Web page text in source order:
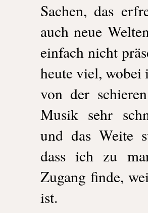
Sachen, das
auch neue
einfach nicht
heute viel, wobei
von der
Musik sehr
und das Weite
dass ich zu
Zugang finde,
ist.